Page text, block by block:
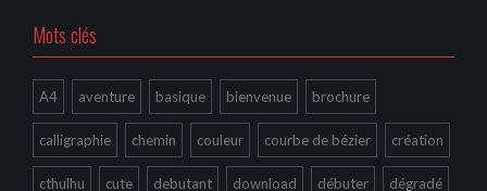
Mots clés
A4 aventure basique bienvenue brochure
calligraphie chemin couleur courbe de bézier création
cthulhu cute debutant download débuter dégradé